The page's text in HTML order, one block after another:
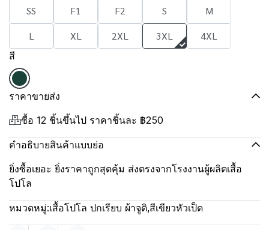
SS F1 F2 S
M
L
XL 2XL 3XL 4XL
สี
ราคาขายส่ง
ซื้อ 12 ชิ้นขึ้นไป ราคาชิ้นละ ฿250
คำอธิบายสินค้าแบบย่อ
ยิ่งซื้อเยอะ ยิ่งราคาถูกสุดคุ้ม ส่งตรงจากโรงงานผู้ผลิตเสื้อ
โปโล
หมวดหมู่:เสื้อโปโล ปกเรียบ ผ้าจูติ,สีเขียวหัวเป็ด